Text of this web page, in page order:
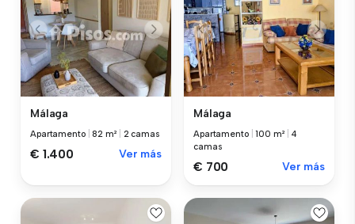
Málaga
Apartamento |82 m² 2 camas
€ 1.400 Ver más
Málaga
Apartamento |100 m²
4
camas
€ 700 Ver más